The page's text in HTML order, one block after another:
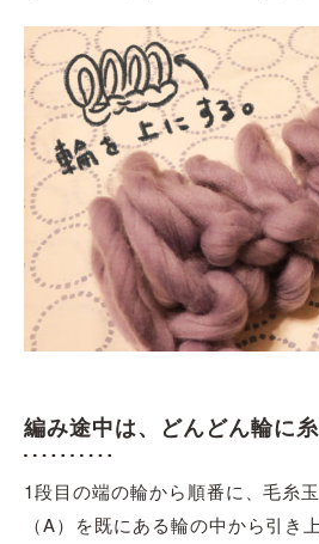
編み途中は、どんどん輪に
1段目の端の輪から順番に、毛糸
（A）を既にある輪の中から引き